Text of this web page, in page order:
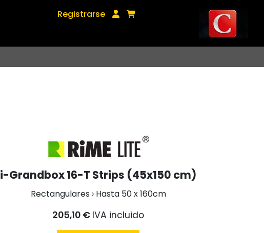
Registrarse
i-Grandbox 16-T Strips (45x150 cm)
Rectangulares › Hasta 50 x 160cm
205,10 € IVA incluido